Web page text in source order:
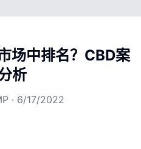
场中排名？CBD案
析
· 6/17/2022